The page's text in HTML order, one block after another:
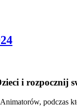
i rozpocznij
podczas